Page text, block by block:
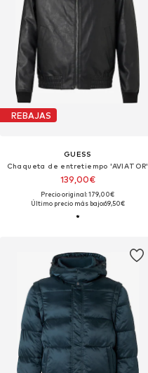
REBAJAS
GUESS
Chaqueta de entretiempo 'AVIATOR'
139,00€
Precio original: 179,00€
Último precio más bajo:69,50€